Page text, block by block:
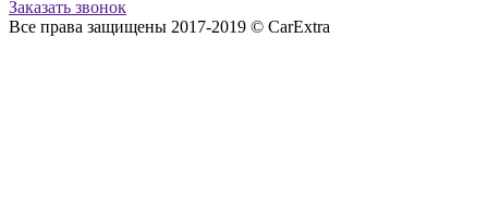
Заказать звонок
Все права защищены 2017-2019 © CarExtra